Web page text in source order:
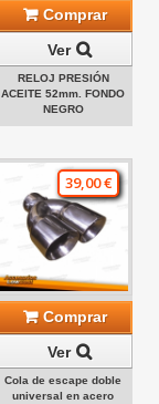
Comprar
Ver
RELOJ PRESIÓN
ACEITE 52mm. FONDO
NEGRO
39,00 €
Comprar
Ver
Cola de escape doble
universal en acero